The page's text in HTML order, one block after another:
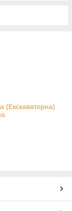
(Екскаваторна)